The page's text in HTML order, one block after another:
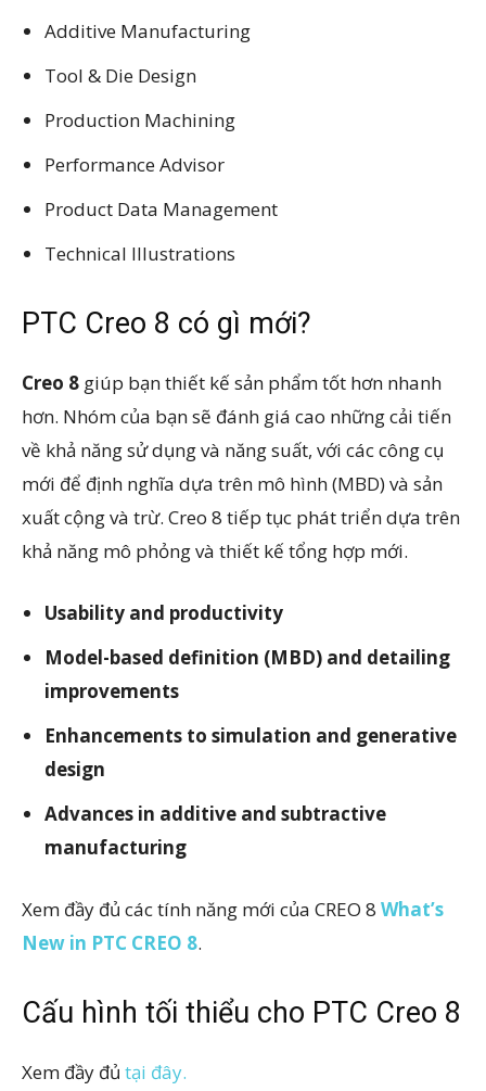
Additive Manufacturing
Tool & Die Design
Production Machining
Performance Advisor
Product Data Management
Technical Illustrations
PTC Creo 8 có gì mới?
Creo 8 giúp bạn thiết kế sản phẩm tốt hơn nhanh
hơn. Nhóm của bạn sẽ đánh giá cao những cải tiến
về khả năng sử dụng và năng suất, với các công cụ
mới để định nghĩa dựa trên mô hình (MBD) và sản
xuất cộng và trừ. Creo 8 tiếp tục phát triển dựa trên
khả năng mô phỏng và thiết kế tổng hợp mới.
Usability and productivity
Model-based definition (MBD) and detailing
improvements
Enhancements to simulation and generative
design
Advances in additive and subtractive
manufacturing
Xem đầy đủ các tính năng mới của CREO 8 What’s
New in PTC CREO 8.
Cấu hình tối thiểu cho PTC Creo 8
Xem đầy đủ tại đây.